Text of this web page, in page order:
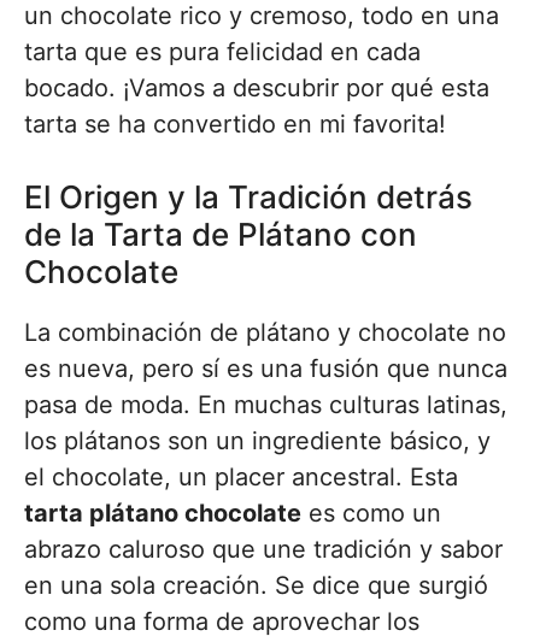
un chocolate rico y cremoso, todo en una
tarta que es pura felicidad en cada
bocado. ¡Vamos a descubrir por qué esta
tarta se ha convertido en mi favorita!
El Origen y la Tradición detrás
de la Tarta de Plátano con
Chocolate
La combinación de plátano y chocolate no
es nueva, pero sí es una fusión que nunca
pasa de moda. En muchas culturas latinas,
los plátanos son un ingrediente básico, y
el chocolate, un placer ancestral. Esta
tarta plátano chocolate es como un
abrazo caluroso que une tradición y sabor
en una sola creación. Se dice que surgió
como una forma de aprovechar los